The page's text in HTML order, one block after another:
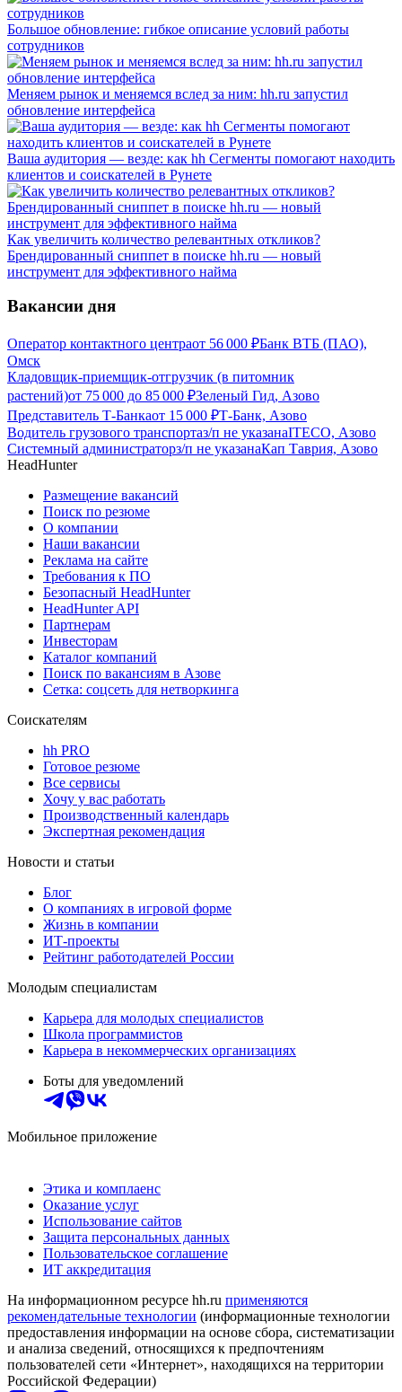
Большое обновление: гибкое описание условий работы
сотрудников
Меняем рынок и меняемся вслед за ним: hh.ru запустил
обновление интерфейса
Ваша аудитория — везде: как hh Сегменты помогают находить
клиентов и соискателей в Рунете
Как увеличить количество релевантных откликов?
Брендированный сниппет в поиске hh.ru — новый
инструмент для эффективного найма
Вакансии дня
Оператор контактного центраот 56 000 ₽Банк ВТБ (ПАО),
Омск
Кладовщик-приемщик-отгрузчик (в питомник
растений)от 75 000 до 85 000 ₽Зеленый Гид, Азово
Представитель Т-Банкаот 15 000 ₽Т-Банк, Азово
Водитель грузового транспортаз/п не указанаITECO, Азово
Системный администраторз/п не указанаКап Таврия, Азово
HeadHunter
Размещение вакансий
Поиск по резюме
О компании
Наши вакансии
Реклама на сайте
Требования к ПО
Безопасный HeadHunter
HeadHunter API
Партнерам
Инвесторам
Каталог компаний
Поиск по вакансиям в Азове
Сетка: соцсеть для нетворкинга
Соискателям
hh PRO
Готовое резюме
Все сервисы
Хочу у вас работать
Производственный календарь
Экспертная рекомендация
Новости и статьи
Блог
О компаниях в игровой форме
Жизнь в компании
ИТ-проекты
Рейтинг работодателей России
Молодым специалистам
Карьера для молодых специалистов
Школа программистов
Карьера в некоммерческих организациях
Боты для уведомлений
Мобильное приложение
Этика и комплаенс
Оказание услуг
Использование сайтов
Защита персональных данных
Пользовательское соглашение
ИТ аккредитация
На информационном ресурсе hh.ru применяются
рекомендательные технологии (информационные технологии
предоставления информации на основе сбора, систематизации
и анализа сведений, относящихся к предпочтениям
пользователей сети «Интернет», находящихся на территории
Российской Федерации)